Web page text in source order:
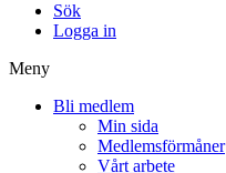
Sök
Logga in
Meny
Bli medlem
Min sida
Medlemsförmåner
Vårt arbete